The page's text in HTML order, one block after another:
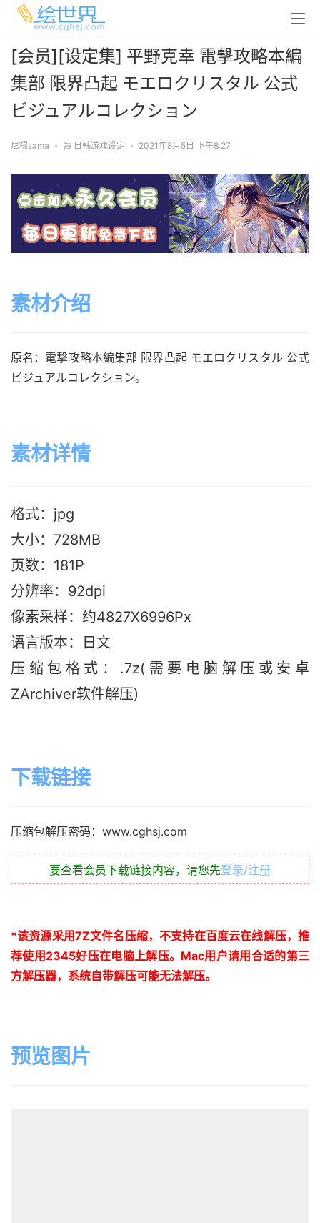
[会员][设定集] 平野克幸 電撃攻略本編
集部 限界凸起 モエロクリスタル 公式
ビジュアルコレクション
尼禄sama • 日韩游戏设定 • 2021年8月5日 下午8:27
素材介绍
原名：電撃攻略本編集部 限界凸起 モエロクリスタル 公式
ビジュアルコレクション。
素材详情
格式：jpg
大小：728MB
页数：181P
分辨率：92dpi
像素采样：约4827X6996Px
语言版本：日文
压缩包格式：.7z(需要电脑解压或安卓
ZArchiver软件解压)
下载链接
压缩包解压密码：www.cghsj.com
要查看会员下载链接内容，请您先登录/注册
*该资源采用7Z文件名压缩，不支持在百度云在线解压，推
荐使用2345好压在电脑上解压。 Mac用户请用合适的第三
方解压器，系统自带解压可能无法解压。
预览图片